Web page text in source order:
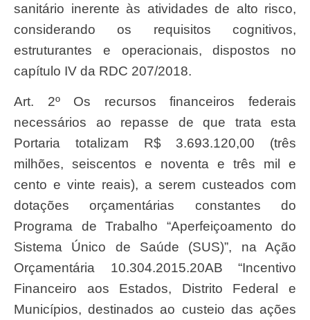
sanitário inerente às atividades de alto risco,
considerando os requisitos cognitivos,
estruturantes e operacionais, dispostos no
capítulo IV da RDC 207/2018.
Art. 2º Os recursos financeiros federais
necessários ao repasse de que trata esta
Portaria totalizam R$ 3.693.120,00 (três
milhões, seiscentos e noventa e três mil e
cento e vinte reais), a serem custeados com
dotações orçamentárias constantes do
Programa de Trabalho “Aperfeiçoamento do
Sistema Único de Saúde (SUS)”, na Ação
Orçamentária 10.304.2015.20AB “Incentivo
Financeiro aos Estados, Distrito Federal e
Municípios, destinados ao custeio das ações